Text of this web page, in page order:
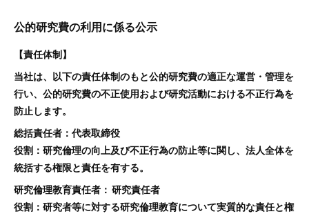
公的研究費の利用に係る公示
【責任体制】
当社は、以下の責任体制のもと公的研究費の適正な運営・管理を
行い、公的研究費の不正使用および研究活動における不正行為を
防止します。
総括責任者：代表取締役
役割：研究倫理の向上及び不正行為の防止等に関し、法人全体を
統括する権限と責任を有する。
研究倫理教育責任者： 研究責任者
役割：研究者等に対する研究倫理教育について実質的な責任と権